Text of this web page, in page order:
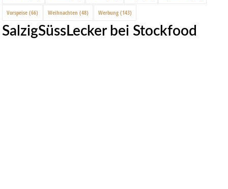
Vorspeise (66) Weihnachten (48) Werbung (143)
SalzigSüssLecker bei Stockfood